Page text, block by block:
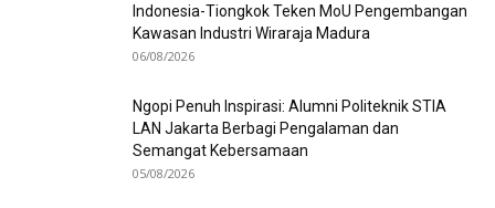
Indonesia-Tiongkok Teken MoU Pengembangan
Kawasan Industri Wiraraja Madura
06/08/2026
Ngopi Penuh Inspirasi: Alumni Politeknik STIA
LAN Jakarta Berbagi Pengalaman dan
Semangat Kebersamaan
05/08/2026